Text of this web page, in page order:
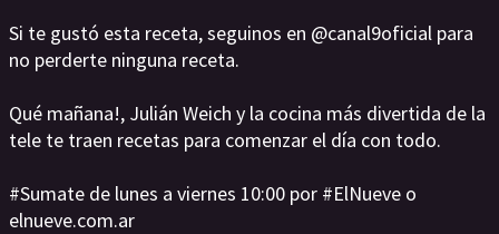
Si te gustó esta receta, seguinos en @canal9oficial para
no perderte ninguna receta.
Qué mañana!, Julián Weich y la cocina más divertida de la
tele te traen recetas para comenzar el día con todo.
#Sumate de lunes a viernes 10:00 por #ElNueve o
elnueve.com.ar